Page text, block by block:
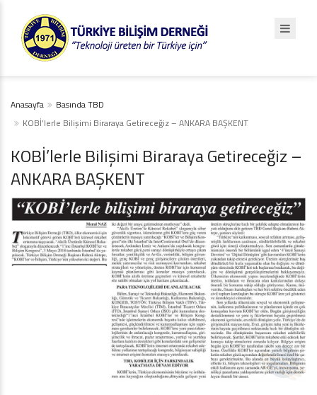
Anasayfa
Basında TBD
KOBİ’lerle Bilişimi Biraraya Getireceğiz – ANKARA BAŞKENT
KOBİ’lerle Bilişimi Biraraya Getireceğiz –
ANKARA BAŞKENT